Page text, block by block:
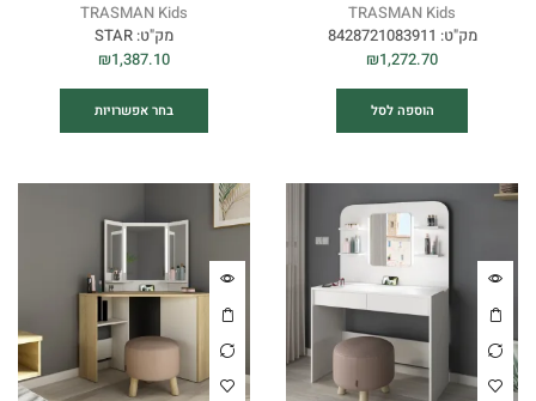
TRASMAN Kids
מק"ט: 8428721083911
₪1,272.70
הוספה לסל
TRASMAN Kids
מק"ט: STAR
₪1,387.10
בחר אפשרויות